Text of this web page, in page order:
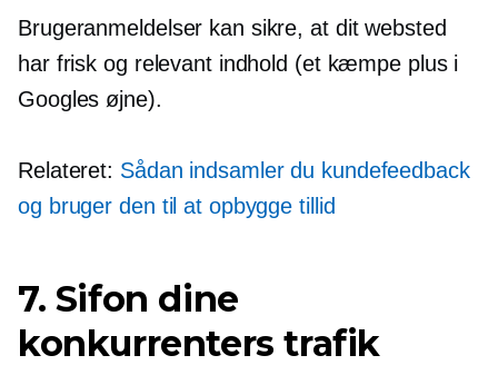
Brugeranmeldelser kan sikre, at dit websted
har frisk og relevant indhold (et kæmpe plus i
Googles øjne).
Relateret: Sådan indsamler du kundefeedback
og bruger den til at opbygge tillid
7. Sifon dine
konkurrenters trafik